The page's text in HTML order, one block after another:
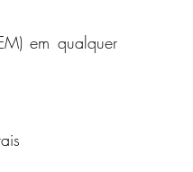
em qualquer